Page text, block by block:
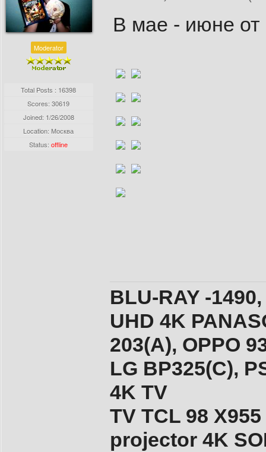
Moderator
Total Posts : 16398
Scores: 30619
Joined: 1/26/2008
Location: Москва
Status:offline
В мае - июне от
BLU-RAY -
UHD 4K
203(A), ОPPO
LG BP325(C),
4K TV
TV TCL 98 X955
projector 4K